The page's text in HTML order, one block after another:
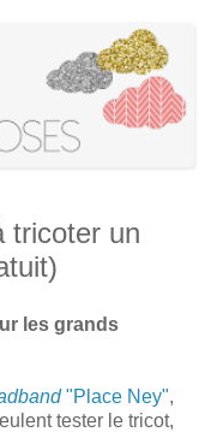
tricoter un
les grands
"Place Ney",
tester le tricot,